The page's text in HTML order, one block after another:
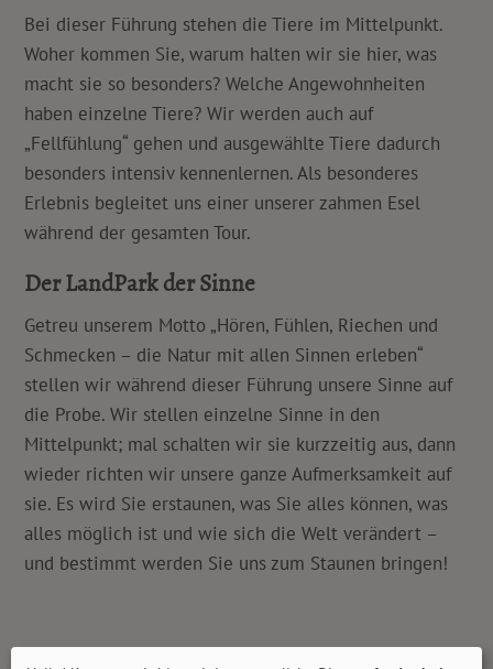
Bei dieser Führung stehen die Tiere im Mittelpunkt.
Woher kommen Sie, warum halten wir sie hier, was
macht sie so besonders? Welche Angewohnheiten
haben einzelne Tiere? Wir werden auch auf
„Fellfühlung“ gehen und ausgewählte Tiere dadurch
besonders intensiv kennenlernen. Als besonderes
Erlebnis begleitet uns einer unserer zahmen Esel
während der gesamten Tour.
Der LandPark der Sinne
Getreu unserem Motto „Hören, Fühlen, Riechen und
Schmecken – die Natur mit allen Sinnen erleben“
stellen wir während dieser Führung unsere Sinne auf
die Probe. Wir stellen einzelne Sinne in den
Mittelpunkt; mal schalten wir sie kurzzeitig aus, dann
wieder richten wir unsere ganze Aufmerksamkeit auf
sie. Es wird Sie erstaunen, was Sie alles können, was
alles möglich ist und wie sich die Welt verändert –
und bestimmt werden Sie uns zum Staunen bringen!
Preise